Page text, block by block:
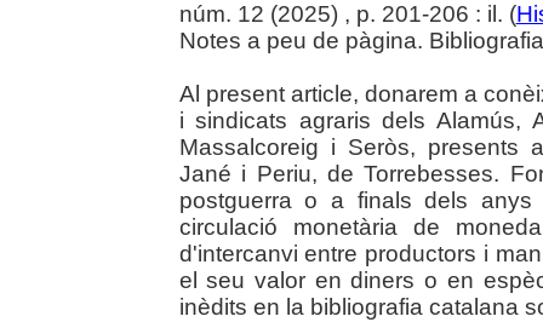
núm. 12 (2025) , p. 201-206 : il. (
Notes a peu de pàgina.
Al present article, donarem a
i sindicats agraris dels Alamús,
Massalcoreig i Seròs, presents
Jané i Periu, de Torrebesses.
postguerra o a finals dels
circulació monetària de
d'intercanvi entre productors i
el seu valor en diners o en
inèdits en la bibliografia catalana